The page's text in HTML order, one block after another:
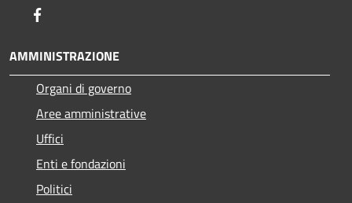
AMMINISTRAZIONE
Organi di governo
Aree amministrative
Uffici
Enti e fondazioni
Politici